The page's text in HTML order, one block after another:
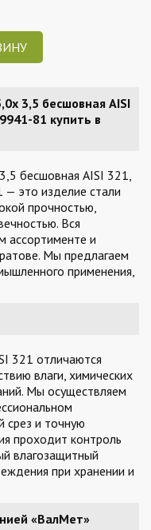
3,5 бесшовная AISI
81 купить в
бесшовная AISI 321,
это изделие стали
прочностью,
Вся
ассортименте и
Мы предлагаем
применения,
321 отличаются
влаги, химических
Мы осуществляем
срез и точную
проходит контроль
влагозащитный
при хранении и
«ВалМет»